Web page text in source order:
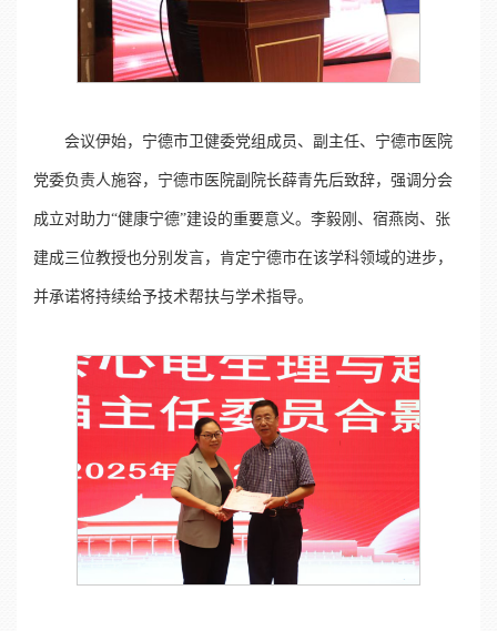
会议伊始，宁德市卫健委党组成员、副主任、宁德市医院
党委负责人施容，宁德市医院副院长薛青先后致辞，强调分会
成立对助力“健康宁德”建设的重要意义。李毅刚、宿燕岗、张
建成三位教授也分别发言，肯定宁德市在该学科领域的进步，
并承诺将持续给予技术帮扶与学术指导。